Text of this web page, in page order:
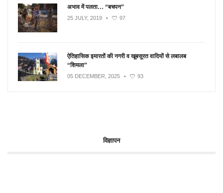
अभाव में पलता… “बचपन”
25 JULY, 2019 • 97
ऐतिहासिक इमारतों की नगरी व खूबसूरत वादियों से लबालब
“शिमला”
05 DECEMBER, 2025 • 93
विज्ञापन